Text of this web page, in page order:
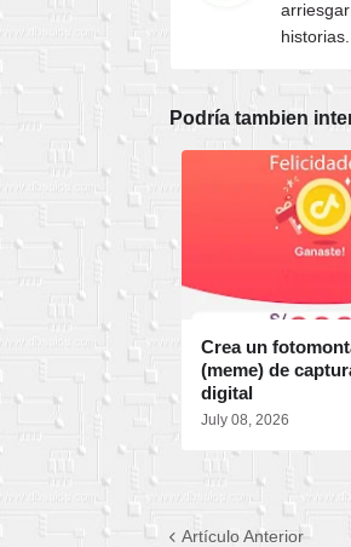
historias.
Podría tambien
Crea un
(meme) de
digital
July 08, 2026
Artículo Anterior